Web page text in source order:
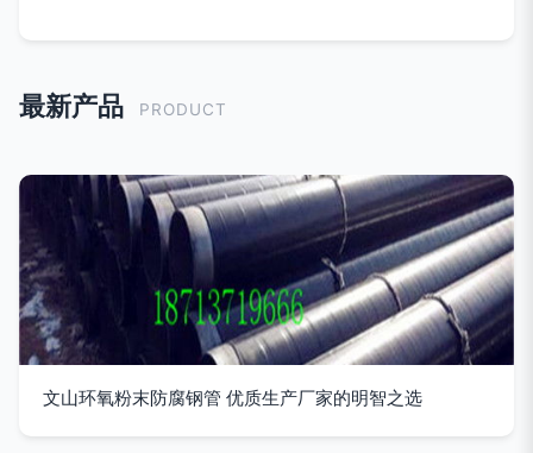
最新产品 PRODUCT
文山环氧粉末防腐钢管 优质生产厂家的明智之选